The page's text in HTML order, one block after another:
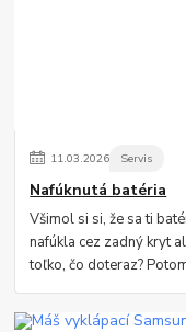
11.03.2026 Servis
Nafúknutá batéria
Všimol si si, že sa ti
nafúkla cez zadný kryt
toľko, čo doteraz?